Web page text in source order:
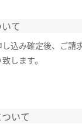
て
し込み確定後、ご請
します。
いて